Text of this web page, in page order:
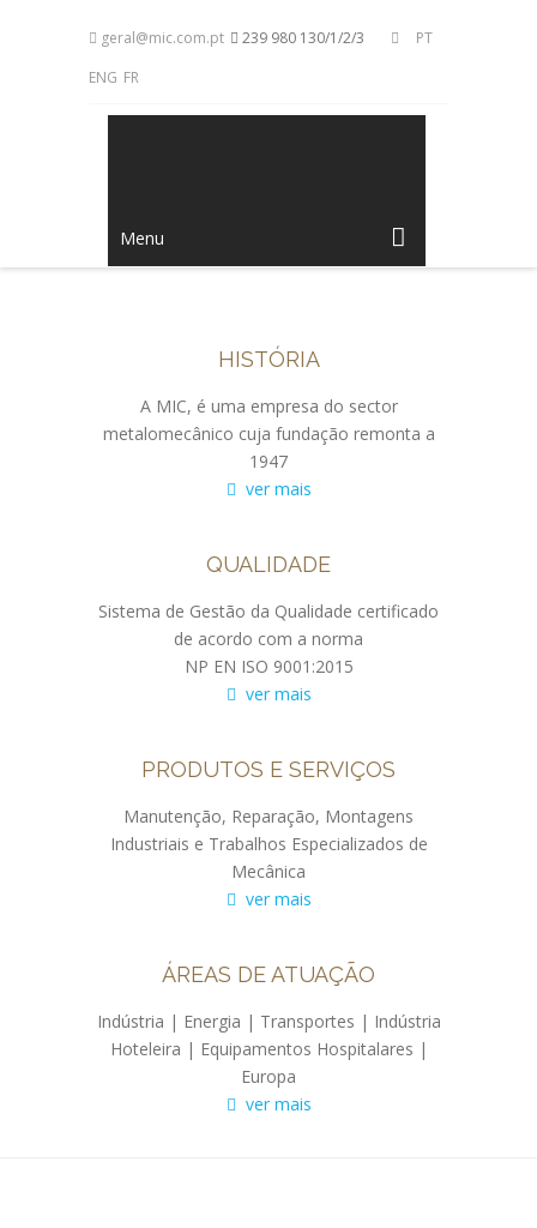
geral@mic.com.pt 239 980 130/1/2/3
PT
ENG FR
Menu
HISTÓRIA
A MIC, é uma empresa do sector
metalomecânico cuja fundação remonta a
1947
ver mais
QUALIDADE
Sistema de Gestão da Qualidade certificado
de acordo com a norma
NP EN ISO 9001:2015
ver mais
PRODUTOS E SERVIÇOS
Manutenção, Reparação, Montagens
Industriais e Trabalhos Especializados de
Mecânica
ver mais
ÁREAS DE ATUAÇÃO
Indústria | Energia | Transportes | Indústria
Hoteleira | Equipamentos Hospitalares |
Europa
ver mais